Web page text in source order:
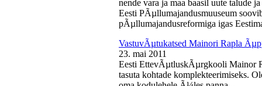
nende vara ja maa baasil uute talude
Eesti PÃµllumajandusmuuseum
pÃµllumajandusreformiga igas
VastuvÃµtukatsed Mainori Rapla
23. mai 2011
Eesti EttevÃµtluskÃµrgkooli Mainor
tasuta kohtade komplekteerimiseks.